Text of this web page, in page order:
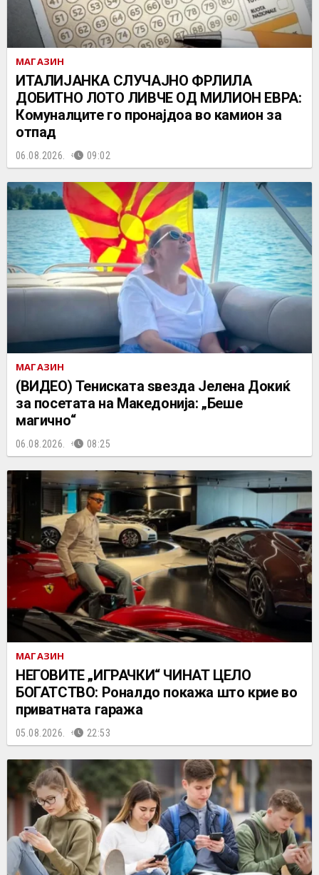
МАГАЗИН
ИТАЛИЈАНКА СЛУЧАЈНО ФРЛИЛА
ДОБИТНО ЛОТО ЛИВЧЕ ОД МИЛИОН ЕВРА:
Комуналците го пронајдоа во камион за
отпад
06.08.2026. 09:02
МАГАЗИН
(ВИДЕО) Тениската ѕвезда Јелена Докиќ
за посетата на Македонија: „Беше
магично“
06.08.2026. 08:25
МАГАЗИН
НЕГОВИТЕ „ИГРАЧКИ“ ЧИНАТ ЦЕЛО
БОГАТСТВО: Роналдо покажа што крие во
приватната гаража
05.08.2026. 22:53